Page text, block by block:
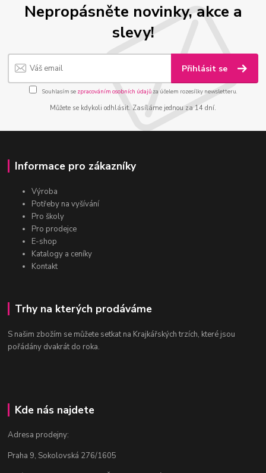
Nepropásněte novinky, akce a
slevy!
Přihlásit se
Souhlasím se zpracováním osobních údajůza účelem rozesílky newsletteru.
Můžete se kdykoli odhlásit. Zasíláme jednou za 14 dní.
Informace pro zákazníky
Výroba
Potřeby na vyšívání
Pro školy
Pro prodejce
E-shop
Katalogy a ceníky
Kontakt
Trhy na kterých prodáváme
S našim zbožím se můžete setkat na Krajkářských trzích, které jsou
pořádány dvakrát do roka.
Kde nás najdete
Adresa prodejny:
Praha 9, Sokolovská 276/1605